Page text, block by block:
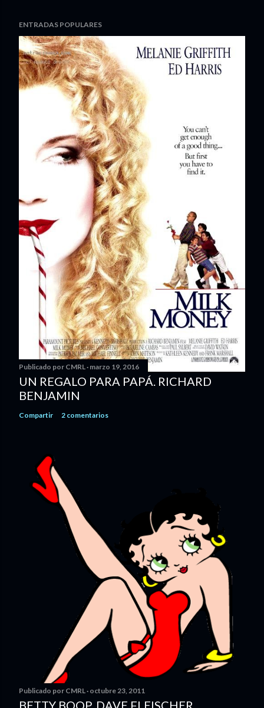
ENTRADAS POPULARES
Publicado por CMRL marzo 19, 2016
UN REGALO PARA PAPÁ. RICHARD
BENJAMIN
Compartir 2 comentarios
Publicado por CMRL octubre 23, 2011
BETTY BOOP. DAVE FLEISCHER.